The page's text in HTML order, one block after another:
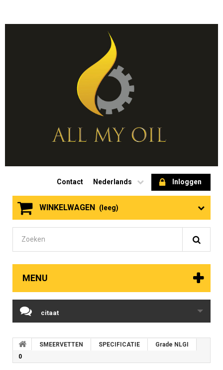
Inloggen
Nederlands
Contact
WINKELWAGEN (leeg)
MENU
citaat
SMEERVETTEN SPECIFICATIE
Grade NLGI
0